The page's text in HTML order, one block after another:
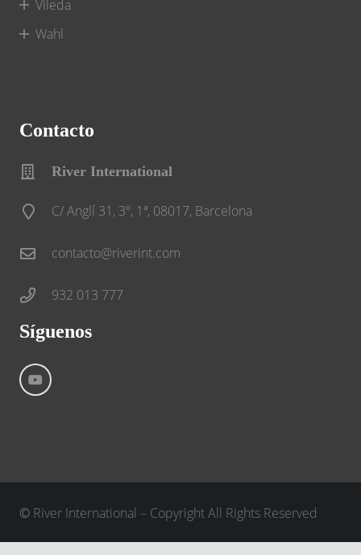
Vileda
Wahl
Contacto
River International
C/ Anglí 31, 3º, 1ª, 08017, Barcelona
contacto@riverint.com
932 013 777
Síguenos
© River International – Copyright All Rights Reserved